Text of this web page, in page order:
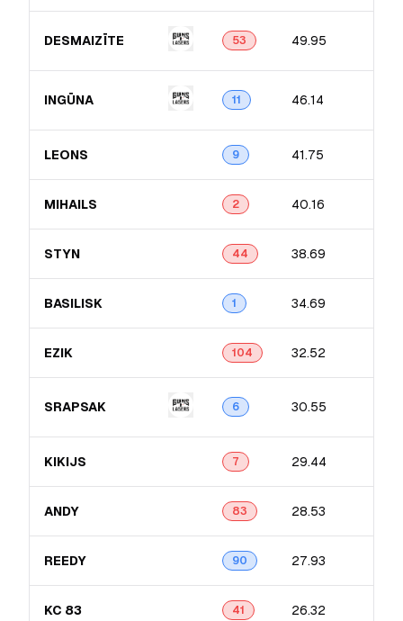
DESMAIZĪTE 53 49.95
INGŪNA 11 46.14
LEONS 9 41.75
MIHAILS 2 40.16
STYN 44 38.69
BASILISK 1 34.69
EZIK 104 32.52
SRAPSAK 6 30.55
KIKIJS 7 29.44
ANDY 83 28.53
REEDY 90 27.93
KC 83 41 26.32